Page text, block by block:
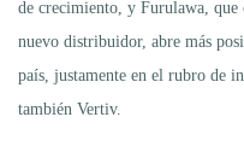
de crecimiento, y Furulawa,
nuevo distribuidor, abre más
país, justamente en el rubro de
también Vertiv.